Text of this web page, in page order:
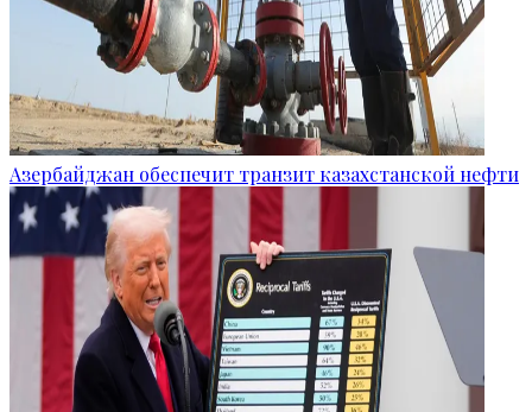
Азербайджан обеспечит транзит казахстанской нефти